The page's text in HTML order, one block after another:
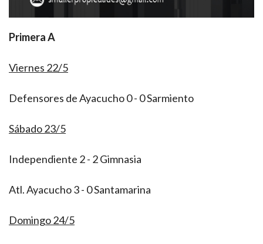
Primera A
Viernes 22/5
Defensores de Ayacucho 0 - 0 Sarmiento
Sábado 23/5
Independiente 2 - 2 Gimnasia
Atl. Ayacucho 3 - 0 Santamarina
Domingo 24/5